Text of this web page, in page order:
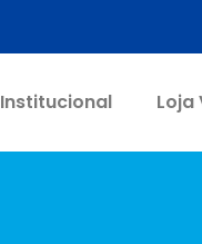
Institucional Loja